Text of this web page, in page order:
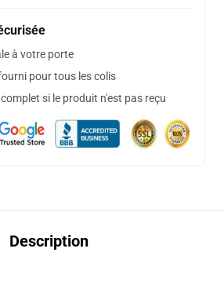
à votre porte
pour tous les colis
si le produit n'est pas reçu
Description